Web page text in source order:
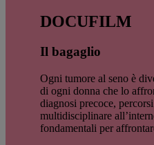
DOCUFILM
Il bagaglio
Ogni tumore al seno è
di ogni donna che lo
diagnosi precoce,
multidisciplinare
fondamentali per